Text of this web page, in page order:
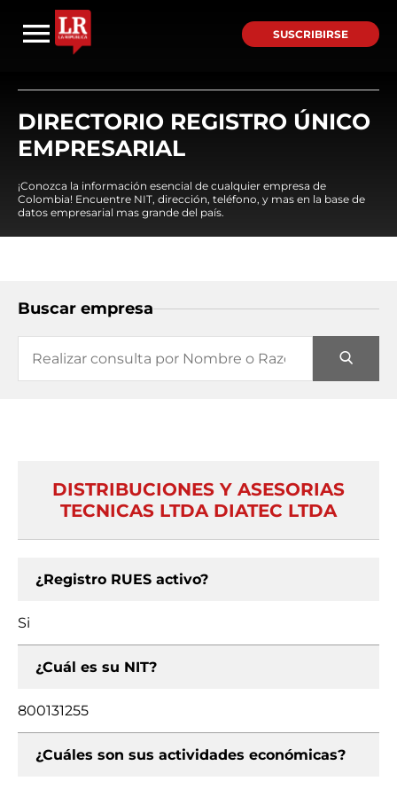
SUSCRIBIRSE
DIRECTORIO REGISTRO ÚNICO
EMPRESARIAL
¡Conozca la información esencial de cualquier empresa de
Colombia! Encuentre NIT, dirección, teléfono, y mas en la base de
datos empresarial mas grande del país.
Buscar empresa
DISTRIBUCIONES Y ASESORIAS
TECNICAS LTDA DIATEC LTDA
¿Registro RUES activo?
Si
¿Cuál es su NIT?
800131255
¿Cuáles son sus actividades económicas?